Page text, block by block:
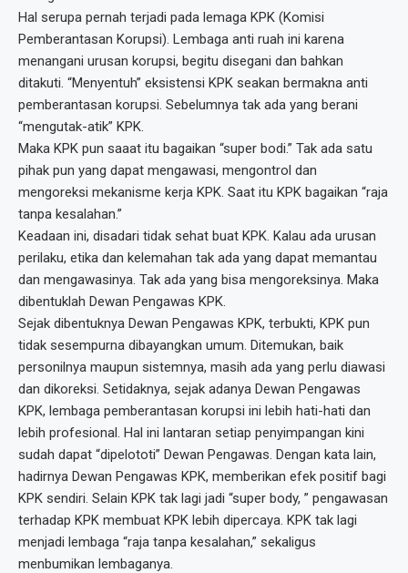
Hal serupa pernah terjadi pada lemaga KPK (Komisi
Pemberantasan Korupsi). Lembaga anti ruah ini karena
menangani urusan korupsi, begitu disegani dan bahkan
ditakuti. “Menyentuh” eksistensi KPK seakan bermakna anti
pemberantasan korupsi. Sebelumnya tak ada yang berani
“mengutak-atik” KPK.
Maka KPK pun saaat itu bagaikan “super bodi.” Tak ada satu
pihak pun yang dapat mengawasi, mengontrol dan
mengoreksi mekanisme kerja KPK. Saat itu KPK bagaikan “raja
tanpa kesalahan.”
Keadaan ini, disadari tidak sehat buat KPK. Kalau ada urusan
perilaku, etika dan kelemahan tak ada yang dapat memantau
dan mengawasinya. Tak ada yang bisa mengoreksinya. Maka
dibentuklah Dewan Pengawas KPK.
Sejak dibentuknya Dewan Pengawas KPK, terbukti, KPK pun
tidak sesempurna dibayangkan umum. Ditemukan, baik
personilnya maupun sistemnya, masih ada yang perlu diawasi
dan dikoreksi. Setidaknya, sejak adanya Dewan Pengawas
KPK, lembaga pemberantasan korupsi ini lebih hati-hati dan
lebih profesional. Hal ini lantaran setiap penyimpangan kini
sudah dapat “dipelototi” Dewan Pengawas. Dengan kata lain,
hadirnya Dewan Pengawas KPK, memberikan efek positif bagi
KPK sendiri. Selain KPK tak lagi jadi “super body, ” pengawasan
terhadap KPK membuat KPK lebih dipercaya. KPK tak lagi
menjadi lembaga “raja tanpa kesalahan,” sekaligus
menbumikan lembaganya.